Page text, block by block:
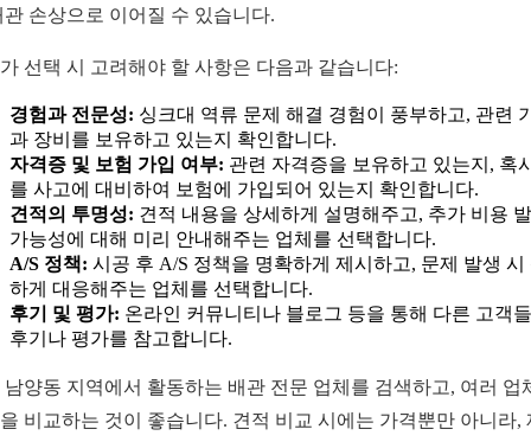
관 손상으로 이어질 수 있습니다.
선택 시 고려해야 할 사항은 다음과 같습니다:
경험과 전문성: 싱크대 역류 문제 해결 경험이 풍부하고, 관련
과 장비를 보유하고 있는지 확인합니다.
자격증 및 보험 가입 여부: 관련 자격증을 보유하고 있는지, 혹
를 사고에 대비하여 보험에 가입되어 있는지 확인합니다.
견적의 투명성: 견적 내용을 상세하게 설명해주고, 추가 비용
가능성에 대해 미리 안내해주는 업체를 선택합니다.
A/S 정책: 시공 후 A/S 정책을 명확하게 제시하고, 문제 발생 시
하게 대응해주는 업체를 선택합니다.
후기 및 평가: 온라인 커뮤니티나 블로그 등을 통해 다른 고객
후기나 평가를 참고합니다.
남양동 지역에서 활동하는 배관 전문 업체를 검색하고, 여러 업
비교하는 것이 좋습니다. 견적 비교 시에는 가격뿐만 아니라,